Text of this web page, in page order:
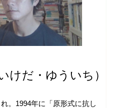
けだ・ゆういち）
。1994年に「原形式に抗し